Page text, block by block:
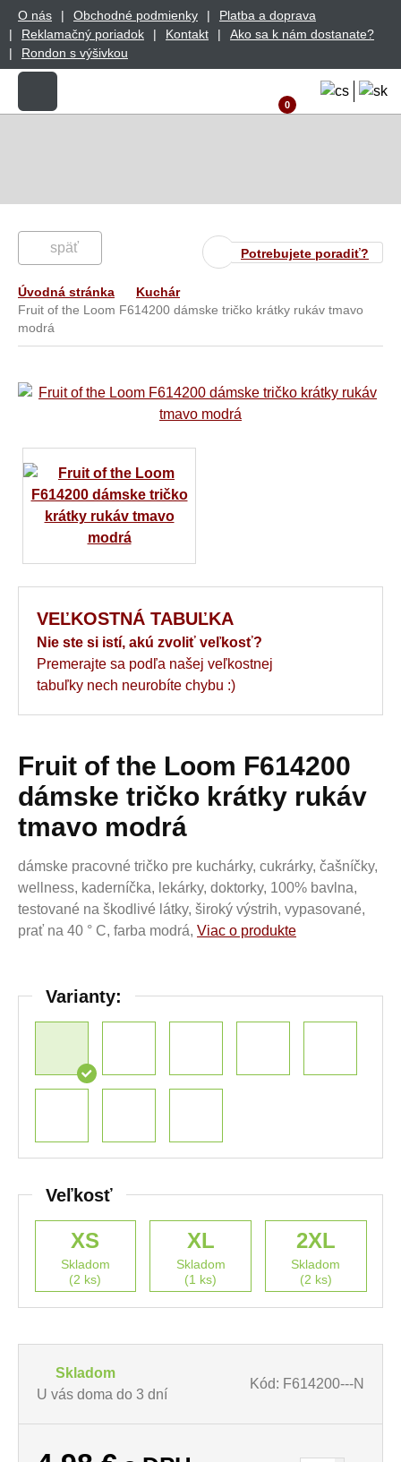
O nás Obchodné podmienky
Platba a doprava
Reklamačný poriadok
Kontakt
Ako sa k nám dostanate?
Rondon s výšivkou
0
Potrebujete poradiť?
späť
Úvodná stránka
Kuchár
Fruit of the Loom F614200 dámske tričko krátky rukáv tmavo
modrá
Fruit of the Loom F614200
dámske tričko krátky rukáv
tmavo modrá
dámske pracovné tričko pre kuchárky, cukrárky, čašníčky,
wellness, kaderníčka, lekárky, doktorky, 100% bavlna,
testované na škodlivé látky, široký výstrih, vypasované,
prať na 40 ° C, farba modrá, Viac o produkte
Varianty:
Veľkosť
XS
Skladom
(2 ks)
XL
Skladom
(1 ks)
2XL
Skladom
(2 ks)
Skladom
U vás doma do 3 dní
Kód: F614200---N
VEĽKOSTNÁ TABUĽKA
Nie ste si istí, akú zvoliť veľkosť?
Premerajte sa podľa našej veľkostnej
tabuľky nech neurobíte chybu :)